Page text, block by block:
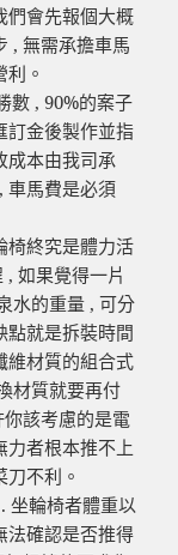
們會先報個大概
, 無需承擔車馬
。
數 , 90%的案子
訂金後製作並指
成本由我司承
車馬費是必須
椅終究是體力活
如果覺得一片
水的重量 , 可分
點就是拆裝時間
維材質的組合式
材質就要再付
該考慮的是電
力者根本推不上
不利。
坐輪椅者體重以
法確認是否推得